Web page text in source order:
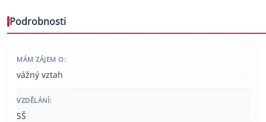
Podrobnosti
MÁM ZÁJEM O:
vážný vztah
VZDĚLÁNÍ:
SŠ